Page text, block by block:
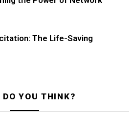
The Life-Saving
DO YOU THINK?